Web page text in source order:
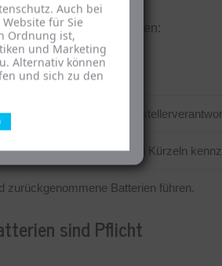
Auch bei
für Sie
Ordnung ist,
und Marketing
Alternativ können
und sich zu den
in Verkehr bringen, müssen:
Organisation für
und chemischen Kürzeln
zurückgenommene Batterien führen.
sind Pflicht